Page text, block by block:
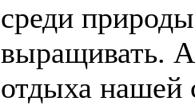
среди
выращивать. А
отдыха нашей